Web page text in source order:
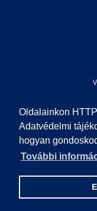
Oldalainkon
Adatvédelmi
hogyan
További